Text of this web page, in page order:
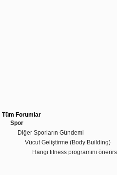
Tüm Forumlar
Spor
Diğer Sporların Gündemi
Vücut Geliştirme (Body Building)
Hangi fitness programını